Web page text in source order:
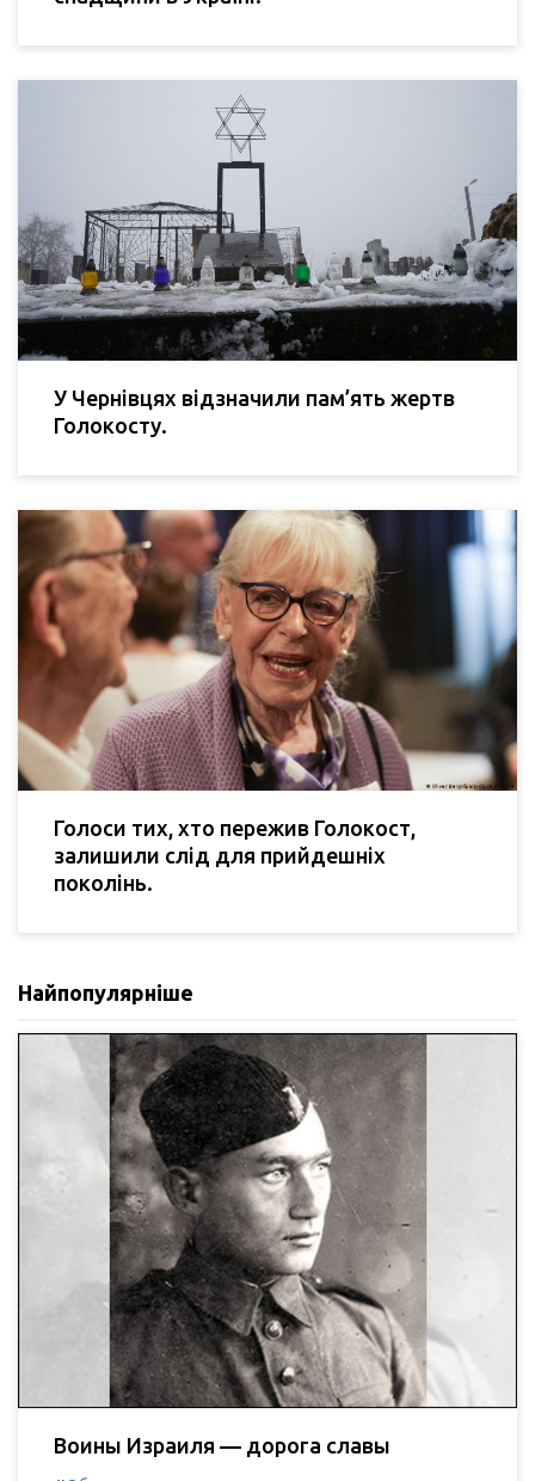
У Чернівцях відзначили пам’ять жертв
Голокосту.
Голоси тих, хто пережив Голокост,
залишили слід для прийдешніх
поколінь.
Найпопулярніше
Воины Израиля — дорога славы